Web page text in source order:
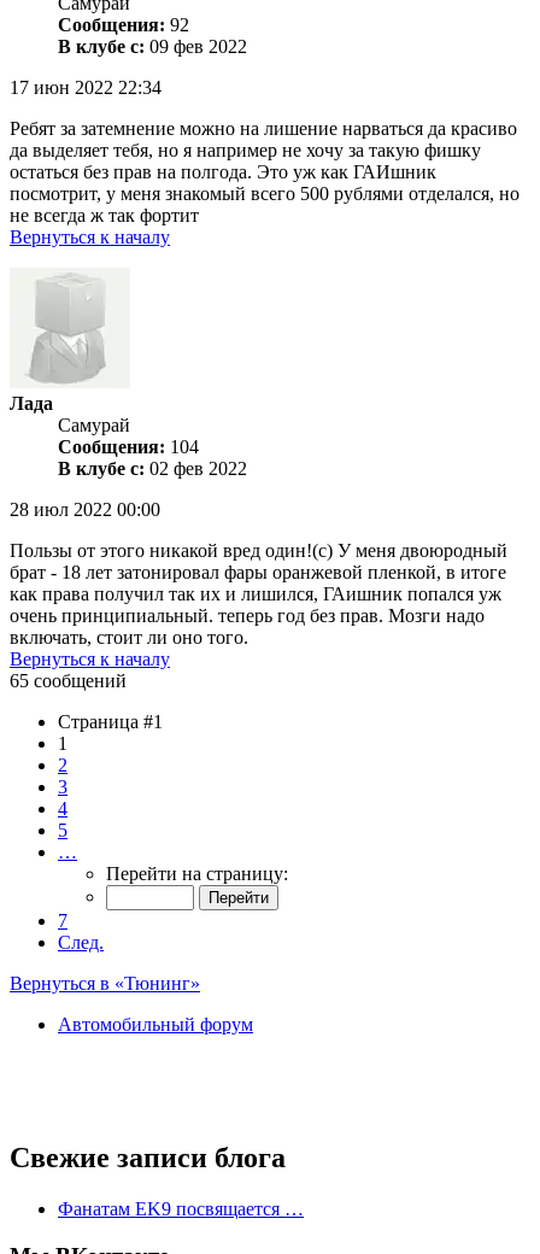
Сообщения: 92
В клубе с: 09 фев 2022
17 июн 2022 22:34
Ребят за затемнение можно на лишение нарваться да красиво
да выделяет тебя, но я например не хочу за такую фишку
остаться без прав на полгода. Это уж как ГАИшник
посмотрит, у меня знакомый всего 500 рублями отделался, но
не всегда ж так фортит
Вернуться к началу
Лада
Самурай
Сообщения: 104
В клубе с: 02 фев 2022
28 июл 2022 00:00
Пользы от этого никакой вред один!(с) У меня двоюродный
брат - 18 лет затонировал фары оранжевой пленкой, в итоге
как права получил так их и лишился, ГАишник попался уж
очень принципиальный. теперь год без прав. Мозги надо
включать, стоит ли оно того.
Вернуться к началу
65 сообщений
Страница #1
1
2
3
4
5
…
Перейти на страницу:
7
След.
Вернуться в «Тюнинг»
Автомобильный форум
Свежие записи блога
Фанатам EK9 посвящается …